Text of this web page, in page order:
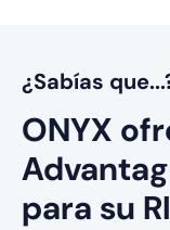
¿Sabías
ONYX
para su